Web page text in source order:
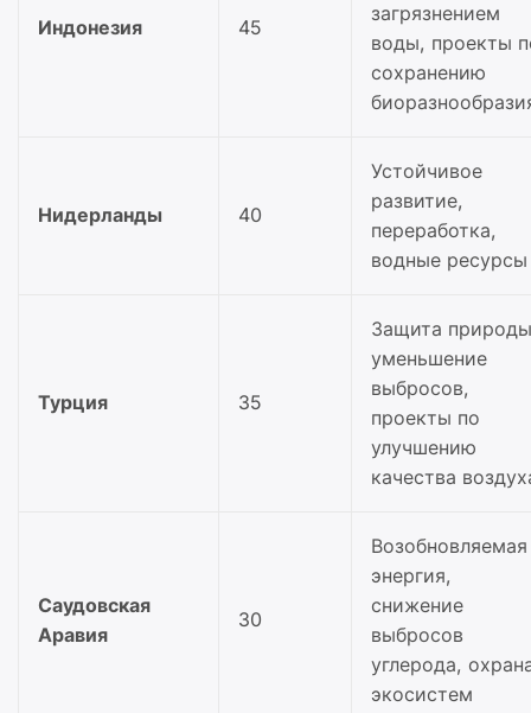
Индонезия 45
загрязнением
воды, проекты
сохранению
Нидерланды 40
Устойчивое
развитие,
переработка,
водные ресурсы
Турция 35
Защита
уменьшение
выбросов,
проекты по
улучшению
качества
Саудовская
Аравия
30
Возобновляемая
энергия,
снижение
выбросов
углерода,
экосистем